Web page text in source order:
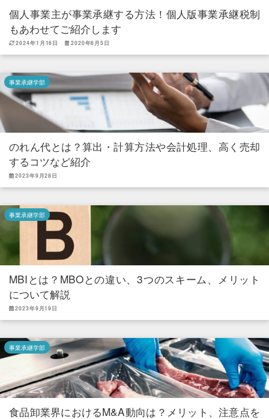
個人事業主が事業承継する方法！個人版事業承継税制
もあわせてご紹介します
2024年1月16日 2020年6月5日
事業承継学部
のれん代とは？算出・計算方法や会計処理、高く売却
するコツなど紹介
2023年9月28日
事業承継学部
MBIとは？MBOとの違い、3つのスキーム、メリット
について解説
2023年9月19日
事業承継学部
食品卸業界におけるM&A動向は？メリット、注意点を